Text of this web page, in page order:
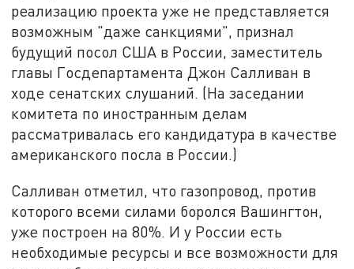
реализацию проекта уже не представляется
возможным "даже санкциями", признал
будущий посол США в России, заместитель
главы Госдепартамента Джон Салливан в
ходе сенатских слушаний. (На заседании
комитета по иностранным делам
рассматривалась его кандидатура в качестве
американского посла в России.)
Салливан отметил, что газопровод, против
которого всеми силами боролся Вашингтон,
уже построен на 80%. И у России есть
необходимые ресурсы и все возможности для